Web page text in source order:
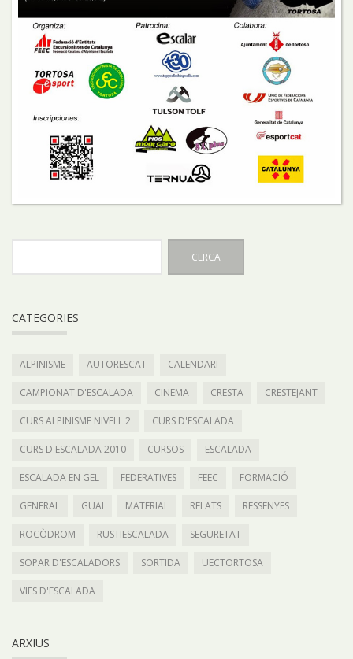
CATEGORIES
ALPINISME AUTORESCAT CALENDARI
CAMPIONAT D'ESCALADA CINEMA CRESTA CRESTEJANT
CURS ALPINISME NIVELL 2 CURS D'ESCALADA
CURS D'ESCALADA 2010 CURSOS ESCALADA
ESCALADA EN GEL FEDERATIVES FEEC FORMACIÓ
GENERAL GUAI MATERIAL RELATS RESSENYES
ROCÒDROM RUSTIESCALADA SEGURETAT
SOPAR D'ESCALADORS SORTIDA UECTORTOSA
VIES D'ESCALADA
ARXIUS